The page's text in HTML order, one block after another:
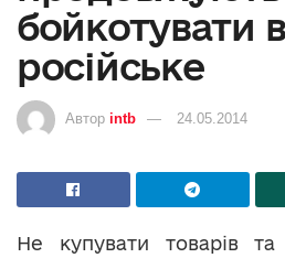
бойкотувати
російське
Автор intb 24.05.2014
Не купувати товарів та